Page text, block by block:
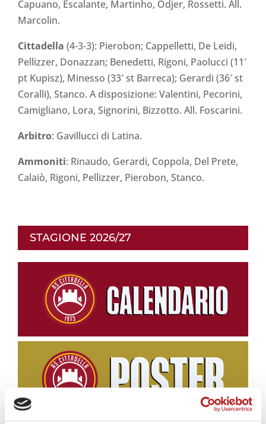
Capuano, Escalante, Martinho, Odjer, Rossetti. All.
Marcolin.
Cittadella (4-3-3): Pierobon; Cappelletti, De Leidi,
Pellizzer, Donazzan; Benedetti, Rigoni, Paolucci (11′
pt Kupisz), Minesso (33′ st Barreca); Gerardi (36′ st
Coralli), Stanco. A disposizione: Valentini, Pecorini,
Camigliano, Lora, Signorini, Bizzotto. All. Foscarini.
Arbitro: Gavillucci di Latina.
Ammoniti: Rinaudo, Gerardi, Coppola, Del Prete,
Calaiò, Rigoni, Pellizzer, Pierobon, Stanco.
STAGIONE 2026/27